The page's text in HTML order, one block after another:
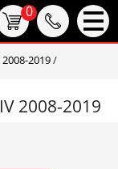
2019/
2008-2019
0